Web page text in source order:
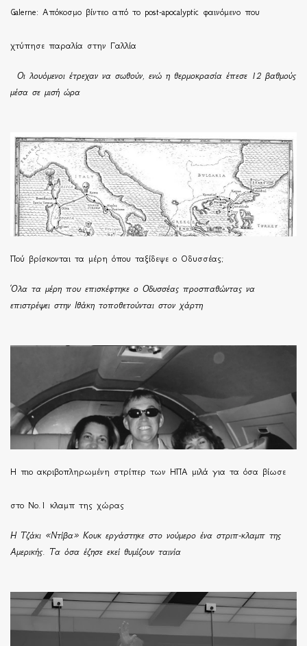
Galerne: Απόκοσμο βίντεο από το post-apocalyptic φαινόμενο που
χτύπησε παραλία στην Γαλλία
Οι λουόμενοι έτρεχαν να σωθούν, ενώ η θερμοκρασία έπεσε 12 βαθμούς
μέσα σε μισή ώρα
Πού βρίσκονται τα μέρη όπου ταξίδεψε ο Οδυσσέας;
Όλα τα μέρη που επισκέφτηκε ο Οδυσσέας προσπαθώντας να
επιστρέψει στην Ιθάκη τοποθετούνται στον χάρτη
H πιο ακριβοπληρωμένη στρίπερ των ΗΠΑ μιλά για τα όσα βίωσε
στο Νο.1 κλαμπ της χώρας
Η Τζάκι «Ντίβα» Κουκ εργάστηκε στο νούμερο ένα στριπ-κλαμπ της
Αμερικής. Τα όσα έζησε εκεί θυμίζουν ταινία